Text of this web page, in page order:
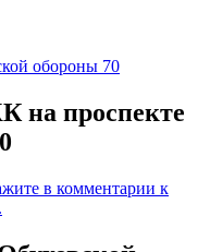
обороны 70
на проспекте
в комментарии к